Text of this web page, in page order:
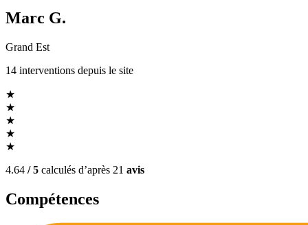
Marc G.
Grand Est
14 interventions depuis le site
★
★
★
★
★
4.64 / 5 calculés d’après 21 avis
Compétences